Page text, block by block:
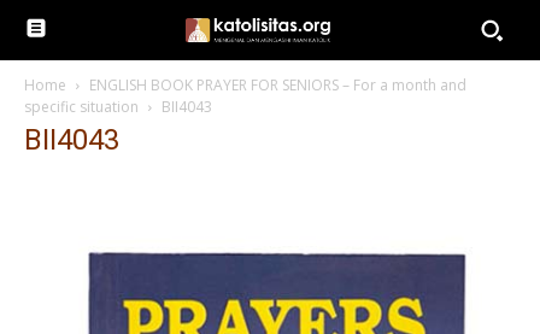
Home
ENGLISH BOOK PRAYER FOR SENIORS – For a month and
specific situation
BII4043
BII4043